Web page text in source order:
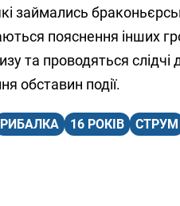
займались
пояснення інших
та проводяться слідчі
обставин події.
РИБАЛКА 16 РОКІВ СТРУМ